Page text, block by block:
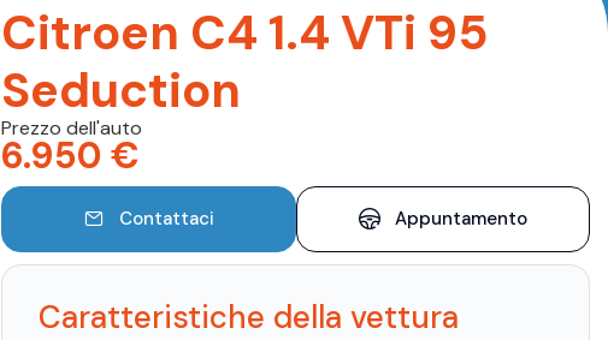
Citroen C4 1.4 VTi 95
Seduction
Prezzo dell'auto
6.950 €
Contattaci Appuntamento
Caratteristiche della vettura